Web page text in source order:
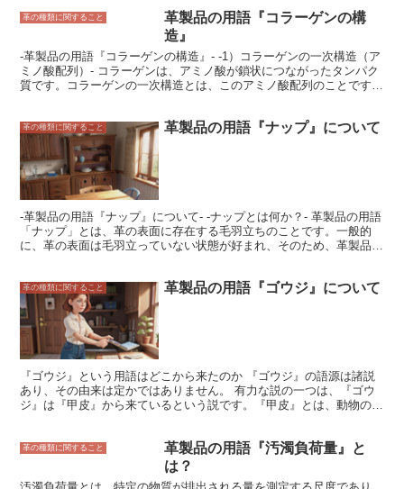
ドのバッグや靴にも使用されます。 ドスキンは、その柔らかさだけ
でなく、軽くて丈夫なのも特徴です。 そのため、アウトドア用品や
スポーツ用品などにも使用されます。ドスキンは、お手入れが簡単な
素材です。普段のお手入れは、柔らかい布で拭くだけで十分です。汚
れがひどい場合は、中性洗剤を溶かしたぬるま湯で洗うことができま
す。洗った後は、しっかりと乾かしましょう。
革の種類に関すること
革製品の用語『コラーゲンの構
造』
-革製品の用語『コラーゲンの構造』- -1）コラーゲンの一次構造（ア
ミノ酸配列）- コラーゲンは、アミノ酸が鎖状につながったタンパク
質です。コラーゲンの一次構造とは、このアミノ酸配列のことです。
質を与えています。 コラーゲンの一次構造は、コラーゲンの強度や
柔軟性などに影響を与えます。例えば、グリシンが多いコラーゲン
は、柔軟性に富みます。一方、プロリンが多いコラーゲンは、強度が
高いです。 コラーゲンの一次構造は、コラーゲンの機能にも影響を
与えます。例えば、コラーゲンは、皮膚や骨などの組織の構造を維持
しています。また、コラーゲンは、細胞の接着にも重要な役割を果た
しています。 コラーゲンの一次構造は、コラーゲンの性質や機能を
理解する上で重要な情報です。
革の種類に関すること 革製品の用語『ナップ』について
-革製品の用語『ナップ』について- -ナップとは何か？- 革製品の用語
「ナップ」とは、革の表面に存在する毛羽立ちのことです。一般的
に、革の表面は毛羽立っていない状態が好まれ、そのため、革製品を
革製品に独特の風合いを出すこともできます。このような、毛羽立ち
を残して仕上げた革製品のことを「スエード革」といいます。 スエ
ード革は、通常の革よりも柔らかく、肌触りが良いという特徴があり
ます。また、スエード革は、傷が目立ちにくいという特徴もありま
す。そのため、スエード革は、バッグや靴などの革製品に使用される
ことが多くあります。
革の種類に関すること 革製品の用語『ゴウジ』について
『ゴウジ』という用語はどこから来たのか 『ゴウジ』の語源は諸説
あり、その由来は定かではありません。 有力な説の一つは、『ゴウ
ジ』は『甲皮』から来ているという説です。『甲皮』とは、動物の背
のではないかと言われています。 もう一つの説は、『ゴウジ』は
『牛皮』から来ているという説です。『牛皮』は、牛の皮のことで、
丈夫で耐久性に優れています。『ゴウジ』は、この『牛皮』の音変化
革の種類に関すること
革製品の用語『汚濁負荷量』と
は？